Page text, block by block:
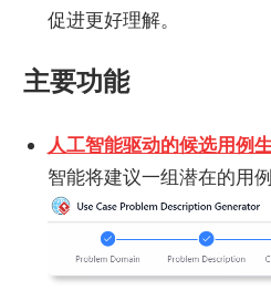
促进更好理解。
主要功能
人工智能驱动的候选用例
智能将建议一组潜在的用例